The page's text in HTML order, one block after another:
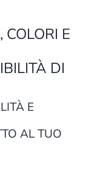
COLORI E
DI
E
AL TUO